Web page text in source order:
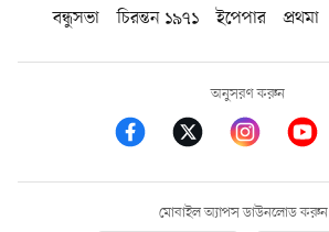
বন্ধুসভা
চিরন্তন ১৯৭১ ইপেপার প্রথমা
অনুসরণ করুন
মোবাইল অ্যাপস ডাউনলোড করুন